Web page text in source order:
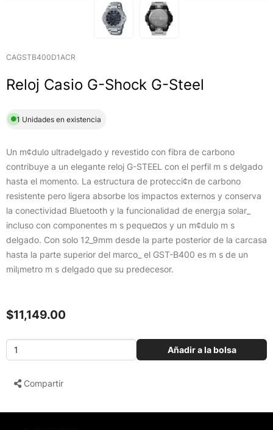
CAGSTB400D1ACR
Reloj Casio G-Shock G-Steel
1 Unidades en existencia
Un m¢dulo ultradelgado y revestido con fibra de carbono
contribuye a un elegante reloj G-STEEL con el perfil m s delgado
hasta el momento. La estructura de protecci¢n de carbono
resistente pero ligera absorbe los impactos externos y conserva
la conectividad Bluetooth y la funcionalidad de energ¡a solar_
incluso con componentes m s peque¤os y un m¢dulo m s
delgado. Con solo 12_9mm desde la parte posterior de la carcasa
hasta la parte superior del marco_ el GST-B400 es m s de un
mil¡metro m s delgado que su predecesor.
$11,149.00
Añadir a la bolsa
Compartir